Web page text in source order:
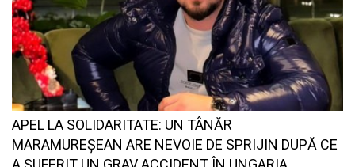
APEL LA SOLIDARITATE: UN TÂNĂR
MARAMUREȘEAN ARE NEVOIE DE SPRIJIN DUPĂ CE